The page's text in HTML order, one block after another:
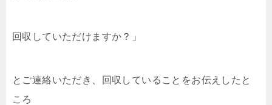
回収していただけますか？」
とご連絡いただき、回収していることをお伝えしたと
ころ